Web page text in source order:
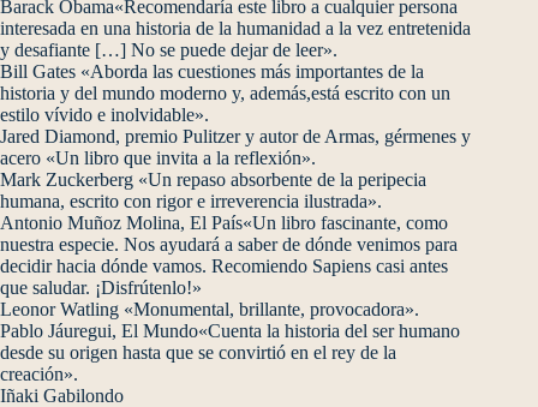
Barack Obama«Recomendaría este libro a cualquier persona
interesada en una historia de la humanidad a la vez entretenida
y desafiante […] No se puede dejar de leer».
Bill Gates «Aborda las cuestiones más importantes de la
historia y del mundo moderno y, además,está escrito con un
estilo vívido e inolvidable».
Jared Diamond, premio Pulitzer y autor de Armas, gérmenes y
acero «Un libro que invita a la reflexión».
Mark Zuckerberg «Un repaso absorbente de la peripecia
humana, escrito con rigor e irreverencia ilustrada».
Antonio Muñoz Molina, El País«Un libro fascinante, como
nuestra especie. Nos ayudará a saber de dónde venimos para
decidir hacia dónde vamos. Recomiendo Sapiens casi antes
que saludar. ¡Disfrútenlo!»
Leonor Watling «Monumental, brillante, provocadora».
Pablo Jáuregui, El Mundo«Cuenta la historia del ser humano
desde su origen hasta que se convirtió en el rey de la
creación».
Iñaki Gabilondo